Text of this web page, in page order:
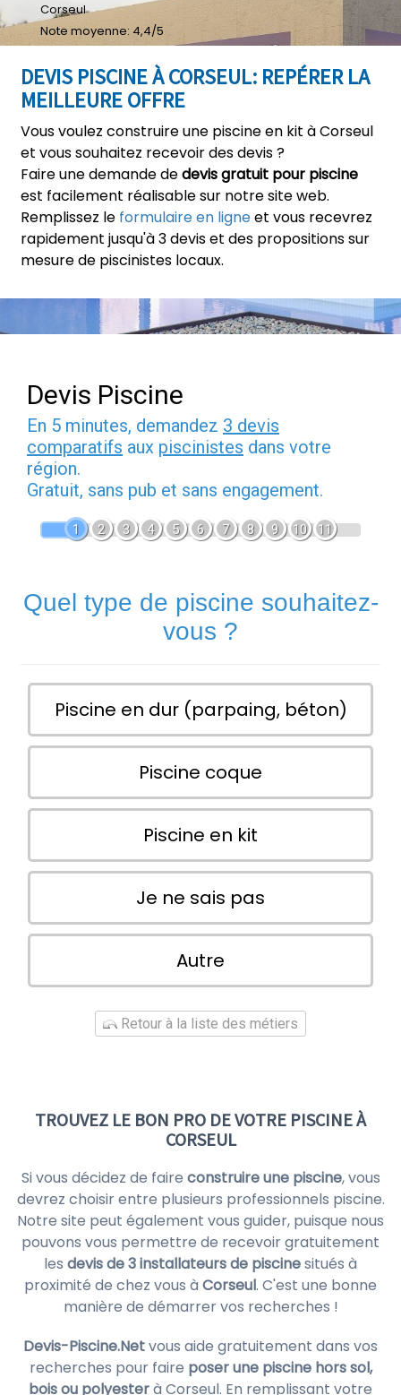
DEVIS PISCINE À CORSEUL: REPÉRER LA
MEILLEURE OFFRE
Vous voulez construire une piscine en kit à Corseul
et vous souhaitez recevoir des devis ?
Faire une demande dedevis gratuit pour piscine
est facilement réalisable sur notre site web.
Remplissez le formulaire en ligneet vous recevrez
rapidement jusqu'à 3 devis et des propositions sur
mesure de piscinistes locaux.
Corseul
Note moyenne: 4,4/5
Devis Piscine
En 5 minutes, demandez 3 devis
comparatifs aux piscinistes dans votre
région.
Gratuit, sans pub et sans engagement.
1 2 3 4 5 6 7 8 9 10 11
Quel type de piscine souhaitez-
vous ?
Piscine en dur (parpaing, béton)
Piscine coque
Piscine en kit
Je ne sais pas
Autre
Retour à la liste des métiers
TROUVEZ LE BON PRO DE VOTRE PISCINE À
CORSEUL
Si vous décidez de faire construire une piscine, vous
devrez choisir entre plusieurs professionnels piscine.
Notre site peut également vous guider, puisque nous
pouvons vous permettre de recevoir gratuitement
les devis de 3 installateurs de piscinesitués à
proximité de chez vous à Corseul. C'est une bonne
manière de démarrer vos recherches !
Devis-Piscine.Netvous aide gratuitement dans vos
recherches pour faire poser une piscine hors sol,
bois ou polyesterà Corseul. En remplissant votre